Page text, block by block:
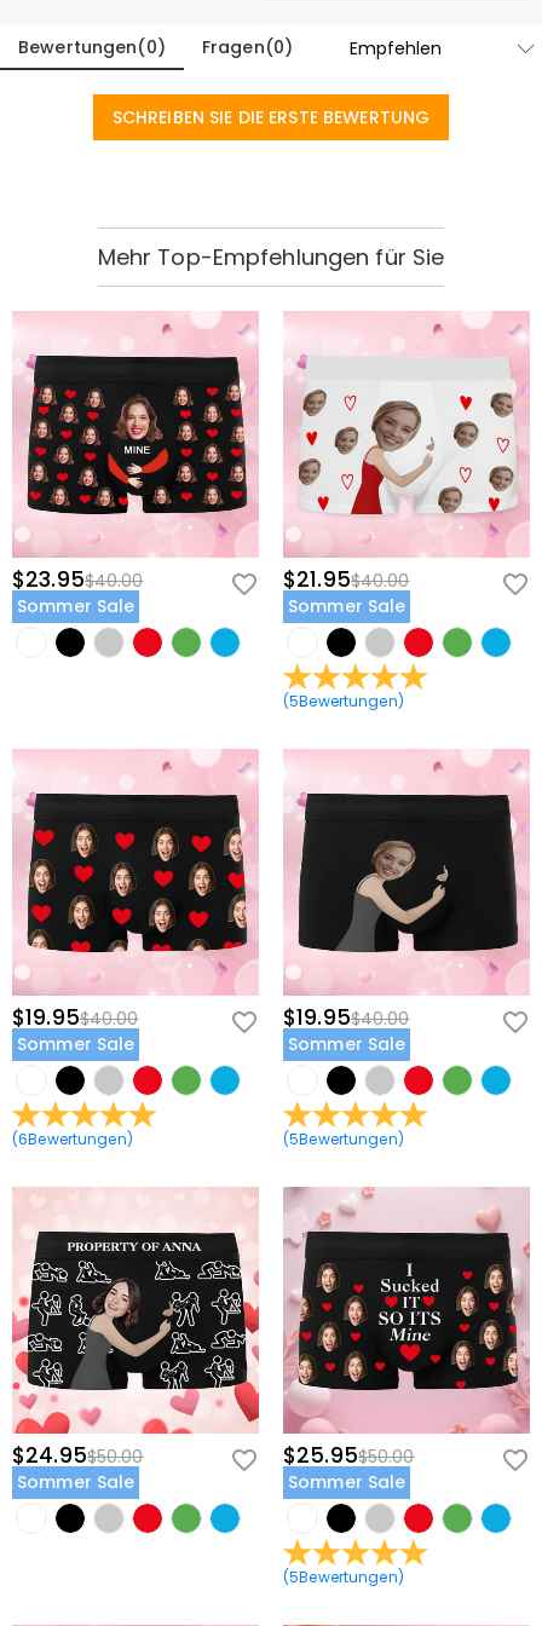
Bewertungen(0) Fragen(0)
SCHREIBEN SIE DIE ERSTE BEWERTUNG
Mehr Top-Empfehlungen für Sie
$23.95$40.00
Sommer Sale
$21.95$40.00
Sommer Sale
(5Bewertungen)
$19.95$40.00
Sommer Sale
(6Bewertungen)
$19.95$40.00
Sommer Sale
(5Bewertungen)
$24.95$50.00
Sommer Sale
$25.95$50.00
Sommer Sale
(5Bewertungen)